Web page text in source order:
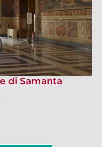
di Samanta